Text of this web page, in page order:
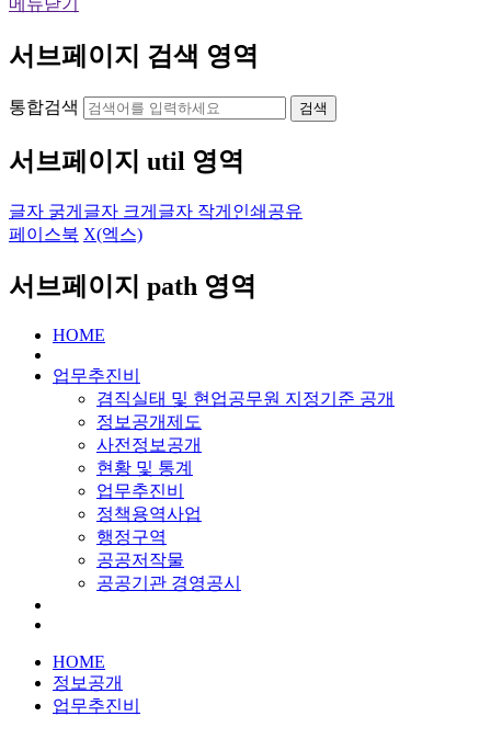
메뉴닫기
서브페이지 검색 영역
통합검색 검색
서브페이지 util 영역
글자 굵게 글자 크게 글자 작게 인쇄 공유
페이스북 X(엑스)
서브페이지 path 영역
HOME
업무추진비
겸직실태 및 현업공무원 지정기준 공개
정보공개제도
사전정보공개
현황 및 통계
업무추진비
정책용역사업
행정구역
공공저작물
공공기관 경영공시
HOME
정보공개
업무추진비